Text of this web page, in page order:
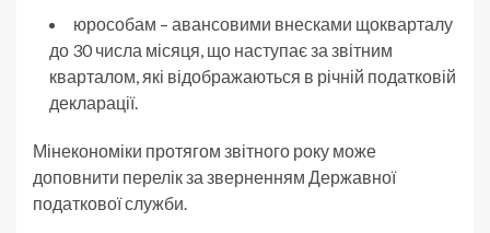
юрособам – авансовими внесками щокварталу
до 30 числа місяця, що наступає за звітним
кварталом, які відображаються в річній податковій
декларації.
Мінекономіки протягом звітного року може
доповнити перелік за зверненням Державної
податкової служби.